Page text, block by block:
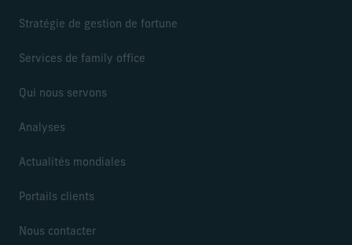
Stratégie de gestion de fortune
Services de family office
Qui nous servons
Analyses
Actualités mondiales
Portails clients
Nous contacter